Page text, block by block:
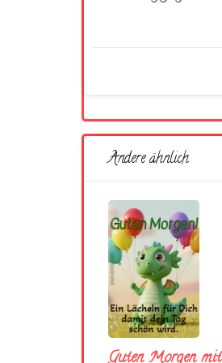
Andere ähnlich
Guten Morgen mit